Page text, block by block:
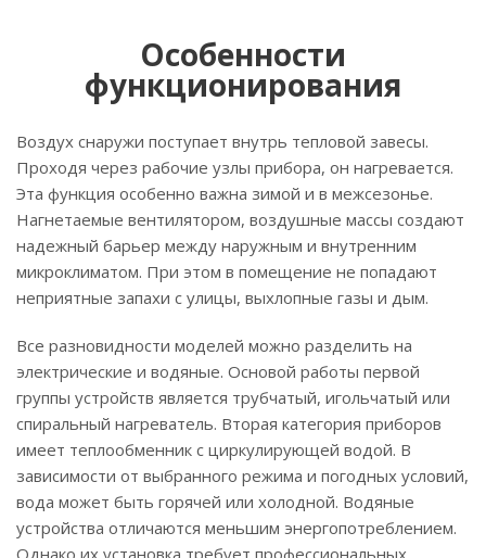
Особенности
функционирования
Воздух снаружи поступает внутрь тепловой завесы.
Проходя через рабочие узлы прибора, он нагревается.
Эта функция особенно важна зимой и в межсезонье.
Нагнетаемые вентилятором, воздушные массы создают
надежный барьер между наружным и внутренним
микроклиматом. При этом в помещение не попадают
неприятные запахи с улицы, выхлопные газы и дым.
Все разновидности моделей можно разделить на
электрические и водяные. Основой работы первой
группы устройств является трубчатый, игольчатый или
спиральный нагреватель. Вторая категория приборов
имеет теплообменник с циркулирующей водой. В
зависимости от выбранного режима и погодных условий,
вода может быть горячей или холодной. Водяные
устройства отличаются меньшим энергопотреблением.